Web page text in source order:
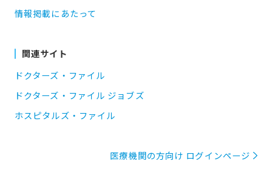
情報掲載にあたって
関連サイト
ドクターズ・ファイル
ドクターズ・ファイル ジョブズ
ホスピタルズ・ファイル
医療機関の方向け ログインページ